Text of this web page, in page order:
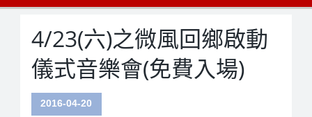
4/23(六)之微風回鄉啟動
儀式音樂會(免費入場)
2016-04-20